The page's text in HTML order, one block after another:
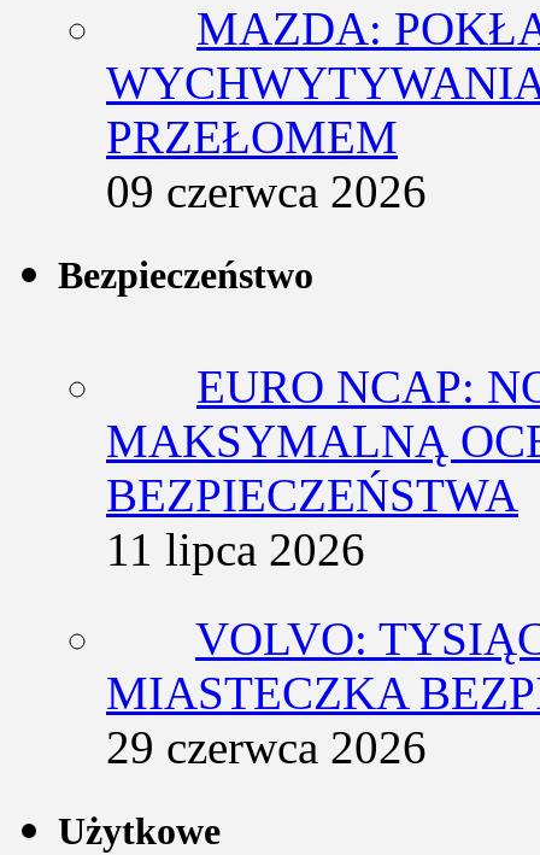
MAZDA:
PRZEŁOMEM
09 czerwca 2026
Bezpieczeństwo
EURO NCAP:
MAKSYMALNĄ
BEZPIECZEŃSTWA
11 lipca 2026
VOLVO:
MIASTECZKA
29 czerwca 2026
Użytkowe